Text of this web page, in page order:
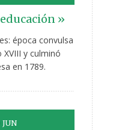
»
época convulsa
y culminó
en 1789.
JUN